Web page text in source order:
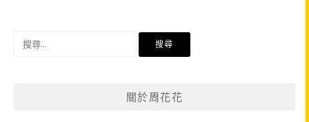
關於周花花